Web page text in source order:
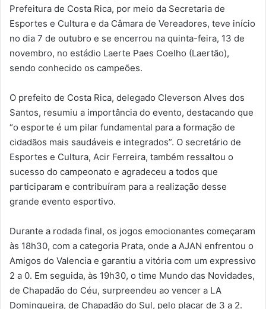
Prefeitura de Costa Rica, por meio da Secretaria de
Esportes e Cultura e da Câmara de Vereadores, teve início
no dia 7 de outubro e se encerrou na quinta-feira, 13 de
novembro, no estádio Laerte Paes Coelho (Laertão),
sendo conhecido os campeões.
O prefeito de Costa Rica, delegado Cleverson Alves dos
Santos, resumiu a importância do evento, destacando que
“o esporte é um pilar fundamental para a formação de
cidadãos mais saudáveis e integrados”. O secretário de
Esportes e Cultura, Acir Ferreira, também ressaltou o
sucesso do campeonato e agradeceu a todos que
participaram e contribuíram para a realização desse
grande evento esportivo.
Durante a rodada final, os jogos emocionantes começaram
às 18h30, com a categoria Prata, onde a AJAN enfrentou o
Amigos do Valencia e garantiu a vitória com um expressivo
2 a 0. Em seguida, às 19h30, o time Mundo das Novidades,
de Chapadão do Céu, surpreendeu ao vencer a LA
Domingueira, de Chapadão do Sul, pelo placar de 3 a 2.